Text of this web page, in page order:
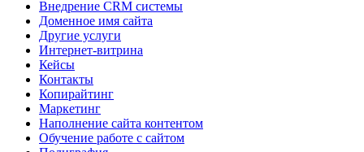
Внедрение CRM системы
Доменное имя сайта
Другие услуги
Интернет-витрина
Кейсы
Контакты
Копирайтинг
Маркетинг
Наполнение сайта контентом
Обучение работе с сайтом